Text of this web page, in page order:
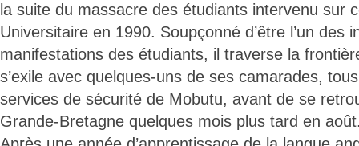
la suite du massacre des étudiants intervenu sur
Universitaire en 1990. Soupçonné d’être l’un des
manifestations des étudiants, il traverse la
s’exile avec quelques-uns de ses camarades,
services de sécurité de Mobutu, avant de se
Grande-Bretagne quelques mois plus tard en